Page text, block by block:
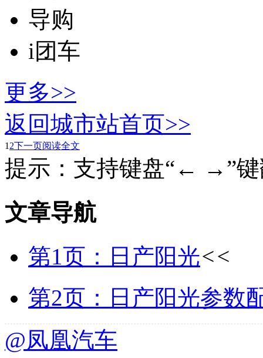
导购
i团车
更多>>
返回城市站首页>>
1 2下一页阅读全文
提示：支持键盘“← →”键
文章导航
第1页：日产阳光<<
第2页：日产阳光参数
@凤凰汽车